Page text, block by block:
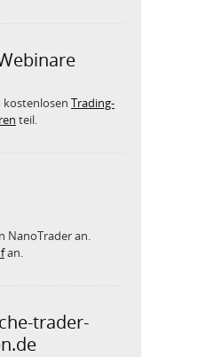
kostenlosen Trading-
teil.
NanoTrader an.
an.
trader-